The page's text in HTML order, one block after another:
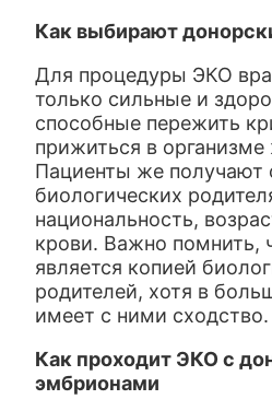
Как выбирают
Для процедуры ЭКО
только сильные и
способные пережить
прижиться в
Пациенты же получают
биологических
национальность,
крови. Важно помнить,
является копией
родителей, хотя в
имеет с ними сходство.
Как проходит ЭКО с
эмбрионами